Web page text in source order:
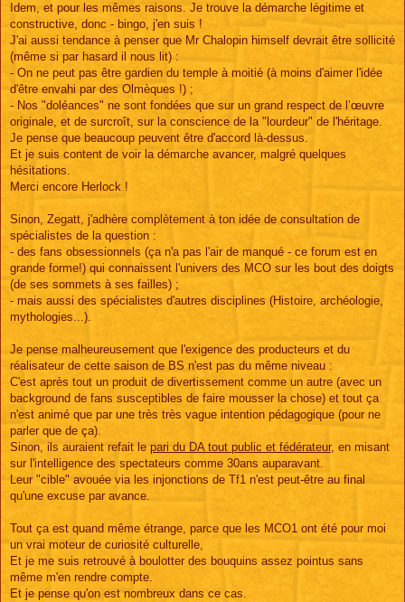
Idem, et pour les mêmes raisons. Je trouve la démarche légitime et
constructive, donc - bingo, j'en suis !
J'ai aussi tendance à penser que Mr Chalopin himself devrait être sollicité
(même si par hasard il nous lit) :
- On ne peut pas être gardien du temple à moitié (à moins d'aimer l'idée
d'être envahi par des Olmèques !) ;
- Nos "doléances" ne sont fondées que sur un grand respect de l’œuvre
originale, et de surcroît, sur la conscience de la "lourdeur" de l'héritage.
Je pense que beaucoup peuvent être d'accord là-dessus.
Et je suis content de voir la démarche avancer, malgré quelques
hésitations.
Merci encore Herlock !
Sinon, Zegatt, j'adhère complètement à ton idée de consultation de
spécialistes de la question :
- des fans obsessionnels (ça n'a pas l'air de manqué - ce forum est en
grande forme!) qui connaissent l'univers des MCO sur les bout des doigts
(de ses sommets à ses failles) ;
- mais aussi des spécialistes d'autres disciplines (Histoire, archéologie,
mythologies...).
Je pense malheureusement que l'exigence des producteurs et du
réalisateur de cette saison de BS n'est pas du même niveau :
C'est après tout un produit de divertissement comme un autre (avec un
background de fans susceptibles de faire mousser la chose) et tout ça
n'est animé que par une très très vague intention pédagogique (pour ne
parler que de ça).
Sinon, ils auraient refait le pari du DA tout public et fédérateur, en misant
sur l'intelligence des spectateurs comme 30ans auparavant.
Leur "cible" avouée via les injonctions de Tf1 n'est peut-être au final
qu'une excuse par avance.
Tout ça est quand même étrange, parce que les MCO1 ont été pour moi
un vrai moteur de curiosité culturelle,
Et je me suis retrouvé à boulotter des bouquins assez pointus sans
même m'en rendre compte.
Et je pense qu'on est nombreux dans ce cas.